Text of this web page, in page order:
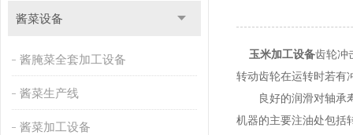
酱菜设备
酱腌菜全套加工设备
酱菜生产线
酱菜加工设备
玉米加工设备齿轮冲
转动齿轮在运转时若有
良好的润滑对轴承寿
机器的主要注油处包括